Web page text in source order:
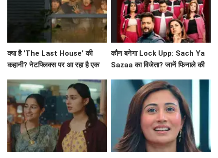
क्या है 'The Last House' की
कहानी? नेटफ्लिक्स पर आ रहा है एक
कौन बनेगा Lock Upp: Sach Ya
Sazaa का विजेता? जानें फिनाले की